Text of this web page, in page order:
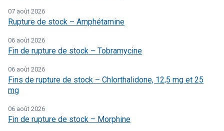
07 août 2026
Rupture de stock – Amphétamine
06 août 2026
Fin de rupture de stock – Tobramycine
06 août 2026
Fins de rupture de stock – Chlorthalidone, 12,5 mg et 25
mg
06 août 2026
Fin de rupture de stock – Morphine